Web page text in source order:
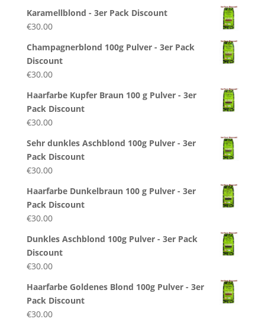
Karamellblond - 3er Pack Discount
€30.00
Champagnerblond 100g Pulver - 3er Pack
Discount
€30.00
Haarfarbe Kupfer Braun 100 g Pulver - 3er
Pack Discount
€30.00
Sehr dunkles Aschblond 100g Pulver - 3er
Pack Discount
€30.00
Haarfarbe Dunkelbraun 100 g Pulver - 3er
Pack Discount
€30.00
Dunkles Aschblond 100g Pulver - 3er Pack
Discount
€30.00
Haarfarbe Goldenes Blond 100g Pulver - 3er
Pack Discount
€30.00